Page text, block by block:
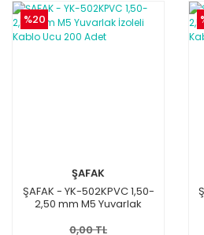
%20
ŞAFAK
ŞAFAK - YK-502KPVC 1,50-
2,50 mm M5 Yuvarlak
0,00 TL